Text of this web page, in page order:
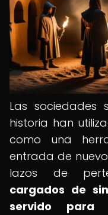
Las
historia han
como una
entrada de
lazos de
cargados de
servido